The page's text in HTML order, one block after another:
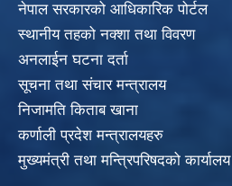
नेपाल सरकारको आधिकारिक पोर्टल
स्थानीय तहको नक्शा तथा विवरण
अनलाईन घटना दर्ता
सूचना तथा संचार मन्त्रालय
निजामति किताब खाना
कर्णाली प्रदेश मन्त्रालयहरु
मुख्यमंत्री तथा मन्त्रिपरिषदको कार्यालय